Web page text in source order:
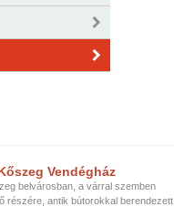
Vendégház
belvárosban, a várral szemben
részére, antik bútorokkal berendezett,